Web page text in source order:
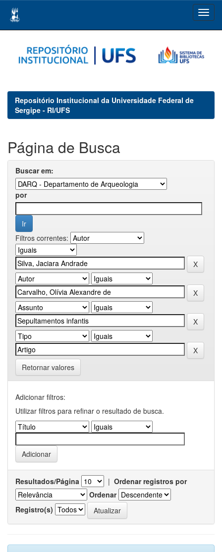
navigation
Repositório Institucional da Universidade Federal de
Sergipe - RI/UFS
Página de Busca
Buscar em:
por
Filtros correntes:
Retornar valores
Adicionar filtros:
Utilizar filtros para refinar o resultado de busca.
Resultados/Página | Ordenar registros por
Ordenar
Registro(s)